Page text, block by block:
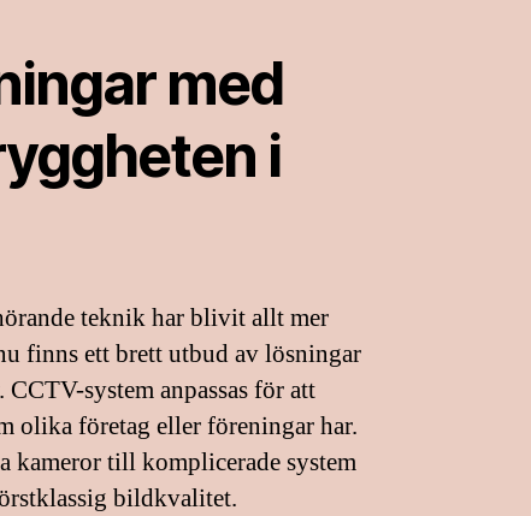
med
i
teknik har blivit allt mer
finns ett brett utbud av lösningar
system anpassas för att
olika företag eller föreningar har.
kameror till komplicerade system
bildkvalitet.